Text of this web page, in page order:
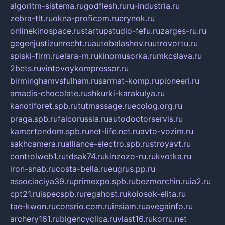
algoritm-sistema.rugodflesh.ruru-industria.ru
zebra-tlt.ruokna-proficom.ruerynok.ru
onlinekinospace.rustartupstudio-fefu.ruzarges-ru.ru
gegenjustizunrecht.ruautobalashov.ruutrovortu.ru
spiski-firm.ruelara-m.rukinomusorka.rumkcslava.ru
2bets.ruvintovoykompressor.ru
birminghamvsfulham.rusarmat-komp.rupioneeri.ru
amadis-chocolate.rushkurki-karakulya.ru
kanotiforet.spb.rututmassage.ruecolog.org.ru
praga.spb.rufalcorussia.ruautodoctorservis.ru
kamertondom.spb.runet-life.net.ruavto-vozim.ru
sakhcamera.rualliance-electro.spb.rustroyavt.ru
controlweb1.rutdsak74.rukinzozo-ru.rukvotka.ru
iron-snab.rucosta-bella.rueugrus.pp.ru
associaciya39.ruprimexpo.spb.rubezmorchin.ruia2.ru
cpt21.ruispecspb.ruregahost.rukolosok-elita.ru
tae-kwon.ruconsrio.com.ruinsiam.ruavegainfo.ru
archery161.rubigencyclica.ruvlast16.rukorru.net